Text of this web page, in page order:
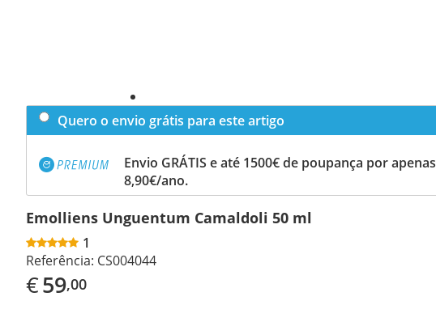
Quero o envio grátis para este artigo
Envio GRÁTIS e até 1500€ de poupança por apenas
8,90€/ano.
Emolliens Unguentum Camaldoli 50 ml
1
Referência: CS004044
€59,00